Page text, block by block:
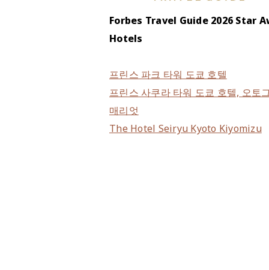
Forbes Travel Guide 2026 Star
Hotels
프린스 파크 타워 도쿄 호텔
프린스 사쿠라 타워 도쿄 호텔, 오토
매리엇
The Hotel Seiryu Kyoto Kiyomizu